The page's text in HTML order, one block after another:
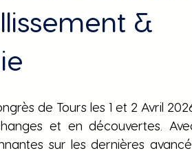
&
de Tours les 1 et 2 Avril
et en découvertes.
sur les dernières